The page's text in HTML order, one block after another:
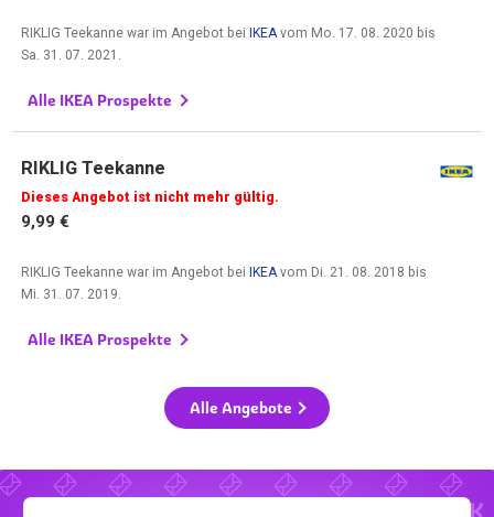
RIKLIG Teekanne war im Angebot beiIKEA vom Mo. 17. 08. 2020 bis
Sa. 31. 07. 2021
Alle IKEA Prospekte
RIKLIG Teekanne
Dieses Angebot ist nicht mehr gültig.
9,99 €
RIKLIG Teekanne war im Angebot beiIKEA vom Di. 21. 08. 2018 bis
Mi. 31. 07. 2019
Alle IKEA Prospekte
Alle Angebote